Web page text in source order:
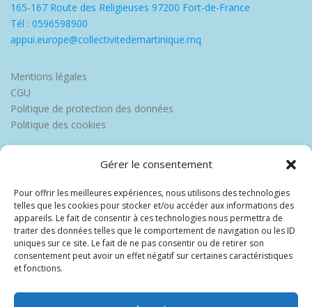
Gérer le consentement
Pour offrir les meilleures expériences, nous utilisons des technologies
telles que les cookies pour stocker et/ou accéder aux informations des
appareils. Le fait de consentir à ces technologies nous permettra de
traiter des données telles que le comportement de navigation ou les ID
uniques sur ce site. Le fait de ne pas consentir ou de retirer son
consentement peut avoir un effet négatif sur certaines caractéristiques
et fonctions.
165-167 Route des Religieuses 97200 Fort-de-France
Tél : 0596598900
appui.europe@collectivitedemartinique.mq
Mentions légales
CGU
Politique de protection des données
Politique des cookies